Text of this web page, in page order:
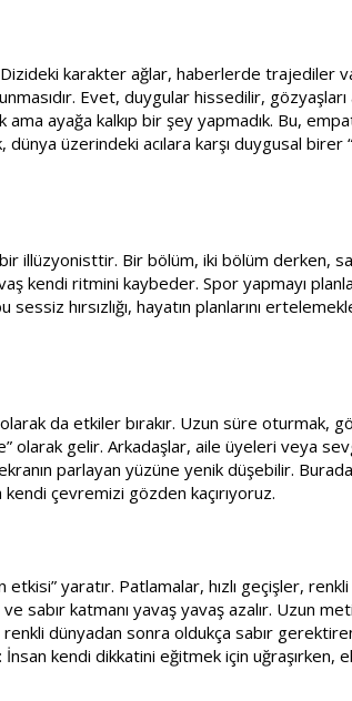
karakter ağlar, haberlerde trajediler
Evet, duygular hissedilir,
ayağa kalkıp bir şey yapmadık. Bu,
üzerindeki acılara karşı duygusal birer
illüzyonisttir. Bir bölüm, iki bölüm derken,
kendi ritmini kaybeder. Spor yapmayı
hırsızlığı, hayatın planlarını
da etkiler bırakır. Uzun süre oturmak,
olarak gelir. Arkadaşlar, aile üyeleri veya
parlayan yüzüne yenik düşebilir.
çevremizi gözden kaçırıyoruz.
yaratır. Patlamalar, hızlı geçişler,
sabır katmanı yavaş yavaş azalır. Uzun
dünyadan sonra oldukça sabır
kendi dikkatini eğitmek için uğraşırken,